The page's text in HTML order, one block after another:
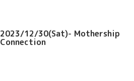
2023/12/30(Sat)- Mothership
Connection